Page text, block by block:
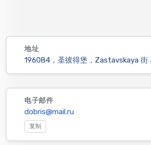
地址
196084，圣彼得堡，Zastavskaya 街
电子邮件
dobris@mail.ru
复制